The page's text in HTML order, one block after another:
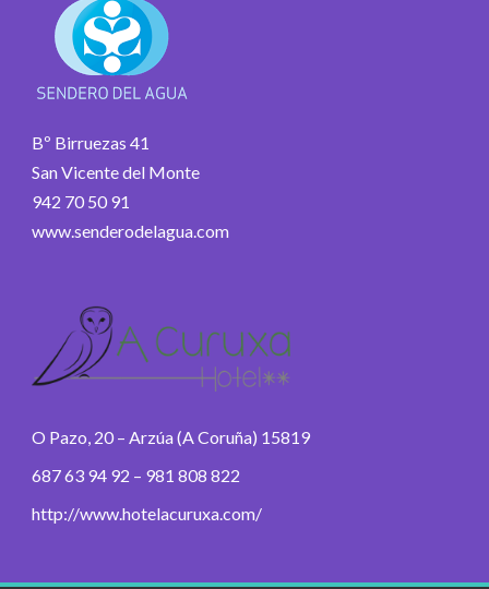
Bº Birruezas 41
San Vicente del Monte
942 70 50 91
www.senderodelagua.com
O Pazo, 20 – Arzúa (A Coruña) 15819
687 63 94 92 – 981 808 822
http://www.hotelacuruxa.com/